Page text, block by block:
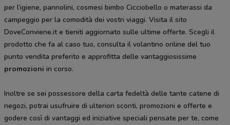
per l’igiene, pannolini, cosmesi bimbo Cicciobello o materassi da
campeggio per la comodità dei vostri viaggi. Visita il sito
DoveConviene.it e tieniti aggiornato sulle ultime offerte. Scegli il
prodotto che fa al caso tuo, consulta il volantino online del tuo
punto vendita preferito e approfitta delle vantaggiosissime
promozioni in corso.
Inoltre se sei possessore della carta fedeltà delle tante catene di
negozi, potrai usufruire di ulteriori sconti, promozioni e offerte e
godere così di vantaggi ed iniziative speciali pensate per te, come